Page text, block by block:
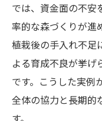
では、資金面の不安
率的な森づくりが進
植栽後の手入れ不足
よる育成不良が挙げ
です。こうした実例
全体の協力と長期的